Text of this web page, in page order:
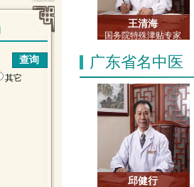
其它
王清海
国务院特殊津贴专家
主任中医师
教授 博士生导师
广东省名中医
邱健行